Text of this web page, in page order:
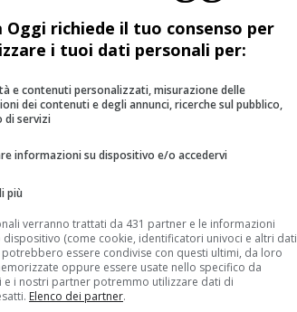
nera di Atap
accusano: sistema al collasso.
Oggi richiede il tuo consenso per
i tuoi dati personali per:
e contenuti personalizzati, misurazione delle
dei contenuti e degli annunci, ricerche sul pubblico,
di servizi
informazioni su dispositivo e/o accedervi
più
verranno trattati da 431 partner e le informazioni
dispositivo (come cookie, identificatori univoci e altri dati
essere condivise con questi ultimi, da loro
oppure essere usate nello specifico da
e i nostri partner potremmo utilizzare dati di
Elenco dei partner.